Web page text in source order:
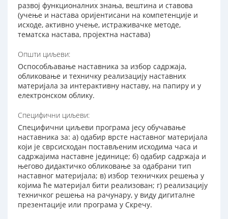
развој функционалних знања, вештина и ставова
(учење и настава оријентисани на компетенције и
исходе, активно учење, истраживачке методе,
тематска настава, пројектна настава)
Општи циљеви:
Оспособљавање наставника за избор садржаја,
обликовање и техничку реализацију наставних
материјала за интерактивну наставу, на папиру и у
електронском облику.
Специфични циљеви:
Специфични циљеви програма јесу обучавање
наставника за: а) одабир врсте наставног материјала
који је сврсисходан постављеним исходима часа и
садржајима наставне јединице; б) одабир садржаја и
његово дидактичко обликовање за одабрани тип
наставног материјала; в) избор техничких решења у
којима ће материјал бити реализован; г) реализацију
техничког решења на рачунару, у виду дигиталне
презентације или програма у Скречу.